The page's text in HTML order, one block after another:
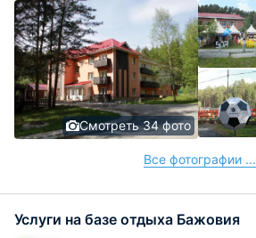
Смотреть 34 фото
Все фотографии ...
Услуги на базе отдыха Бажовия